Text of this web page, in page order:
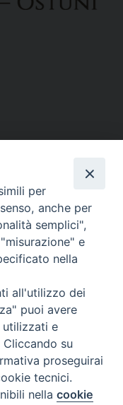
WebMail
di Brindisi – Ostuni
Preferenze Cookie
per
anche per
semplici",
e
nella
all'utilizzo dei
puoi avere
utilizzati e
su
proseguirai
tecnici.
nellacookie